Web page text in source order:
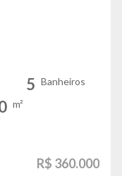
5 Banheiros
m²
R$ 360.000